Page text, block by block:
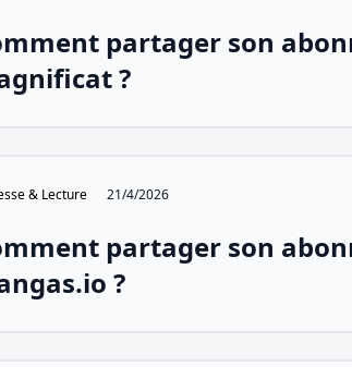
partager son
?
& Lecture 21/4/2026
partager son
?